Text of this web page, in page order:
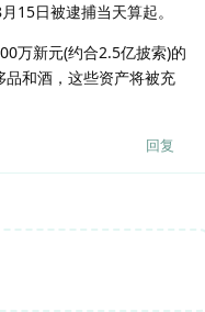
15日被逮捕当天算起。
万新元(约合2.5亿披索)的
和酒，这些资产将被充
回复